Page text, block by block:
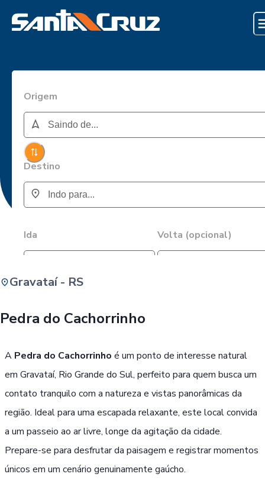
Origem
Destino
Ida Volta (opcional)
Gravataí - RS
Pedra do Cachorrinho
A Pedra do Cachorrinho é um ponto de interesse natural
em Gravataí, Rio Grande do Sul, perfeito para quem busca um
contato tranquilo com a natureza e vistas panorâmicas da
região. Ideal para uma escapada relaxante, este local convida
a um passeio ao ar livre, longe da agitação da cidade.
Prepare-se para desfrutar da paisagem e registrar momentos
únicos em um cenário genuinamente gaúcho.